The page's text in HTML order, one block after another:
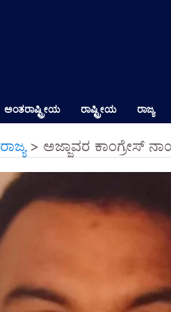
ಅಂತರಾಷ್ಟ್ರೀಯ ರಾಷ್ಟ್ರೀಯ ರಾಜ್ಯ
ರಾಜ್ಯ> ಅಜ್ಜಾವರ ಕಾಂಗ್ರೇಸ್